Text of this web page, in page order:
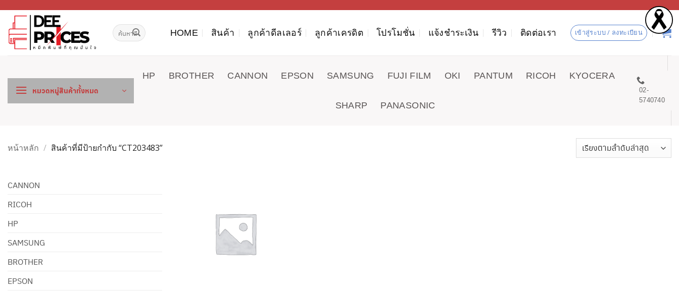
เนื้อหา
ค้นหา: HOME สินค้า ลูกค้าดีลเลอร์ ลูกค้าเครดิต โปรโมชั่น แจ้งชำระเงิน รีวิว ติดต่อเรา เข้าสู่ระบบ / ลงทะเบียน
หมวดหมู่สินค้าทั้งหมด
HP BROTHER CANNON EPSON SAMSUNG FUJI FILM OKI PANTUM RICOH KYOCERA
SHARP PANASONIC
02-
5740740
หน้าหลัก / สินค้าที่มีป้ายกำกับ “CT203483”
CANNON
RICOH
HP
SAMSUNG
BROTHER
EPSON